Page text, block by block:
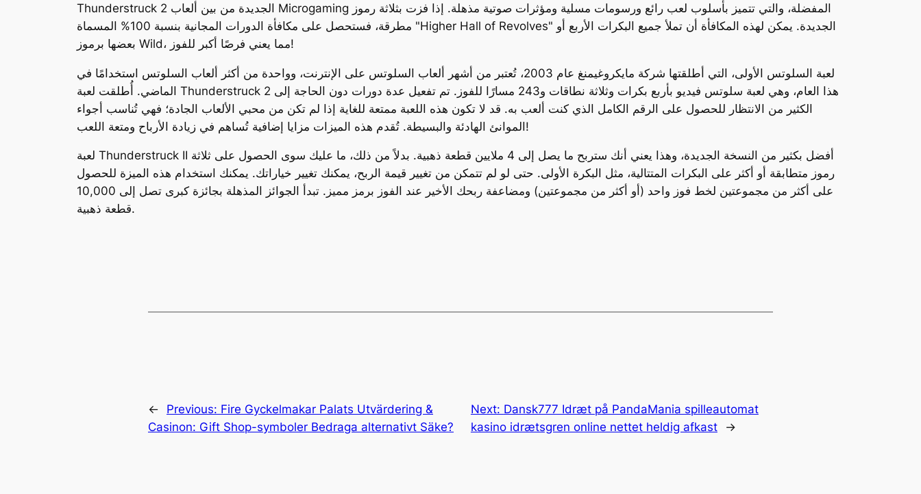
Thunderstruck 2 الجديدة من بين ألعاب Microgaming المفضلة، والتي تتميز بأسلوب لعب رائع ورسومات مسلية ومؤثرات صوتية مذهلة. إذا فزت بثلاثة رموز
مطرقة، فستحصل على مكافأة الدورات المجانية بنسبة 100% المسماة "Higher Hall of Revolves" الجديدة. يمكن لهذه المكافأة أن تملأ جميع البكرات الأربع أو
بعضها برموز Wild، مما يعني فرصًا أكبر للفوز!
لعبة السلوتس الأولى، التي أطلقتها شركة مايكروغيمنغ عام 2003، تُعتبر من أشهر ألعاب السلوتس على الإنترنت، وواحدة من أكثر ألعاب السلوتس استخدامًا في
الماضي. أُطلقت لعبة Thunderstruck 2 هذا العام، وهي لعبة سلوتس فيديو بأربع بكرات وثلاثة نطاقات و243 مسارًا للفوز. تم تفعيل عدة دورات دون الحاجة إلى
الكثير من الانتظار للحصول على الرقم الكامل الذي كنت ألعب به. قد لا تكون هذه اللعبة ممتعة للغاية إذا لم تكن من محبي الألعاب الجادة؛ فهي تُناسب أجواء
الموانئ الهادئة والبسيطة. تُقدم هذه الميزات مزايا إضافية تُساهم في زيادة الأرباح ومتعة اللعب!
لعبة Thunderstruck II أفضل بكثير من النسخة الجديدة، وهذا يعني أنك ستربح ما يصل إلى 4 ملايين قطعة ذهبية. بدلاً من ذلك، ما عليك سوى الحصول على ثلاثة
رموز متطابقة أو أكثر على البكرات المتتالية، مثل البكرة الأولى. حتى لو لم تتمكن من تغيير قيمة الربح، يمكنك تغيير خياراتك. يمكنك استخدام هذه الميزة للحصول
على أكثر من مجموعتين لخط فوز واحد (أو أكثر من مجموعتين) ومضاعفة ربحك الأخير عند الفوز برمز مميز. تبدأ الجوائز المذهلة بجائزة كبرى تصل إلى 10,000
قطعة ذهبية.
← Previous: Fire Gyckelmakar Palats Utvärdering &
Casinon: Gift Shop-symboler Bedraga alternativt Säke?
Next: Dansk777 Idræt på PandaMania spilleautomat
kasino idrætsgren online nettet heldig afkast
→